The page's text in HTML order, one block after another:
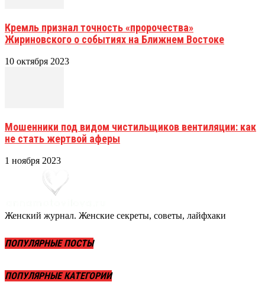
Кремль признал точность «пророчества»
Жириновского о событиях на Ближнем Востоке
10 октября 2023
Мошенники под видом чистильщиков вентиляции: как
не стать жертвой аферы
1 ноября 2023
Женский журнал. Женские секреты, советы, лайфхаки
ПОПУЛЯРНЫЕ ПОСТЫ
ПОПУЛЯРНЫЕ КАТЕГОРИИ